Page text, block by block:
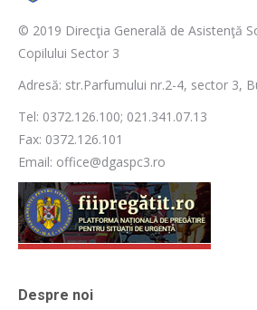
© 2019 Direcţia Generală de Asistenţă
Copilului Sector 3
Adresă: str.Parfumului nr.2-4, sector 3,
Tel: 0372.126.100; 021.341.07.13
Fax: 0372.126.101
Email: office@dgaspc3.ro
Despre noi